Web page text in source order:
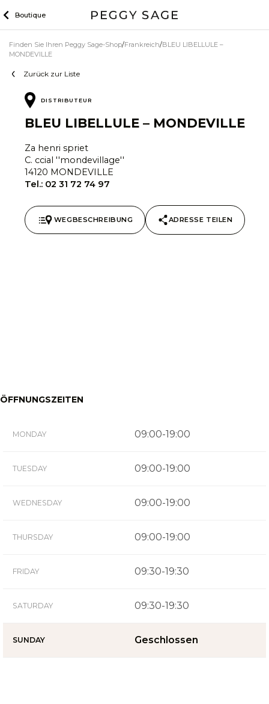
Inhalt
Boutique
Zurück zur Liste
Finden Sie Ihren Peggy Sage-Shop Frankreich BLEU LIBELLULE –
MONDEVILLE
DISTRIBUTEUR
BLEU LIBELLULE – MONDEVILLE
Za henri spriet
C. ccial ''mondevillage''
14120 MONDEVILLE
Tel.: 02 31 72 74 97
WEGBESCHREIBUNG ADRESSE TEILEN
ÖFFNUNGSZEITEN
MONDAY 09:00-19:00
TUESDAY 09:00-19:00
WEDNESDAY 09:00-19:00
THURSDAY 09:00-19:00
FRIDAY 09:30-19:30
SATURDAY 09:30-19:30
SUNDAY Geschlossen